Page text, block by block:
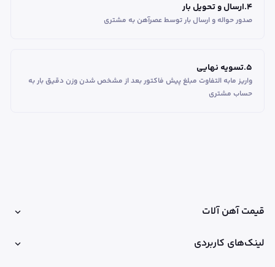
4
.ارسال و تحویل بار
صدور حواله و ارسال بار توسط عصرآهن به مشتری
5
.تسویه نهایی
واریز مابه التفاوت مبلغ پیش فاکتور بعد از مشخص شدن وزن دقیق بار به
حساب مشتری
قیمت آهن آلات
لینک‌های کاربردی